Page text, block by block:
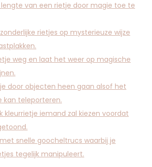
van een rietje door magie toe te
rietjes op mysterieuze wijze
weg en laat het weer op magische
door objecten heen gaan alsof het
kan teleporteren.
kleurrietje iemand zal kiezen voordat
snelle goocheltrucs waarbij je
tegelijk manipuleert.